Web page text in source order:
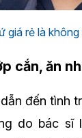
giá rẻ là
cắn, ăn
đến tình
do bác sĩ